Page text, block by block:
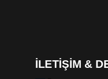
İLETİŞİM &